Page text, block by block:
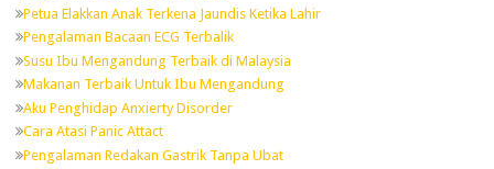
Petua Elakkan Anak Terkena Jaundis Ketika Lahir
Pengalaman Bacaan ECG Terbalik
Susu Ibu Mengandung Terbaik di Malaysia
Makanan Terbaik Untuk Ibu Mengandung
Aku Penghidap Anxierty Disorder
Cara Atasi Panic Attact
Pengalaman Redakan Gastrik Tanpa Ubat